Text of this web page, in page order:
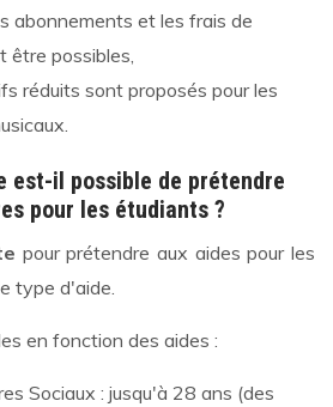
abonnements et les frais de
être possibles,
réduits sont proposés pour les
est-il possible de prétendre
pour les étudiants ?
pour prétendre aux aides pour les
type d'aide.
en fonction des aides :
Sociaux : jusqu'à 28 ans (des